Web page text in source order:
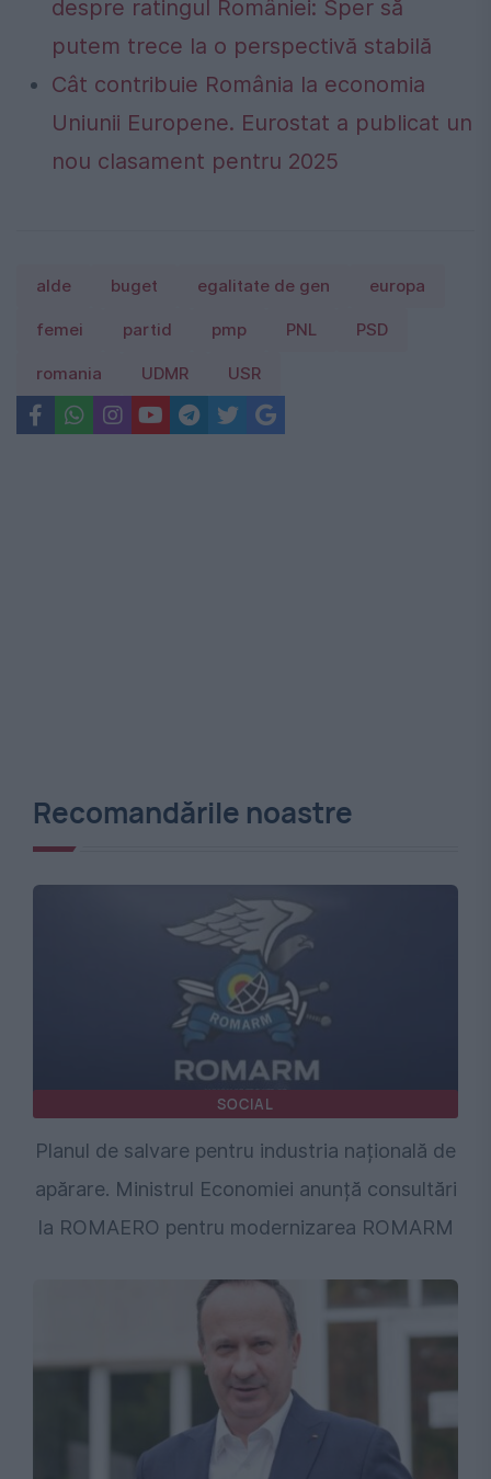
despre ratingul României: Sper să
putem trece la o perspectivă stabilă
Cât contribuie România la economia
Uniunii Europene. Eurostat a publicat un
nou clasament pentru 2025
alde buget egalitate de gen europa
femei partid pmp PNL PSD
romania UDMR USR
Recomandările noastre
SOCIAL
Planul de salvare pentru industria națională de
apărare. Ministrul Economiei anunță consultări
la ROMAERO pentru modernizarea ROMARM